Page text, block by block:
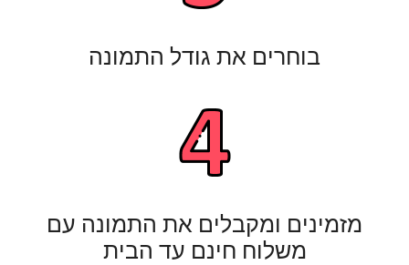
בוחרים את גודל התמונה
מזמינים ומקבלים את התמונה עם
משלוח חינם עד הבית